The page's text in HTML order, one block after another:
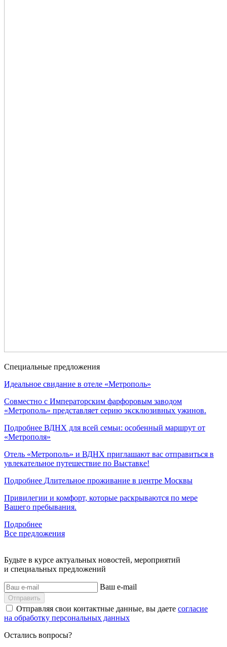
Специальные предложения
Идеальное свидание в отеле «Метрополь»
Совместно с Императорским фарфоровым заводом
«Метрополь» представляет серию эксклюзивных ужинов.
Подробнее ВДНХ для всей семьи: особенный маршрут от
«Метрополя»
Отель «Метрополь» и ВДНХ приглашают вас отправиться в
увлекательное путешествие по Выставке!
Подробнее Длительное проживание в центре Москвы
Привилегии и комфорт, которые раскрываются по мере
Вашего пребывания.
Подробнее
Все предложения
Будьте в курсе актуальных новостей, мероприятий
и специальных предложений
Ваш e-mail
Отправить
Отправляя свои контактные данные, вы даете согласие
на обработку персональных данных
Остались вопросы?